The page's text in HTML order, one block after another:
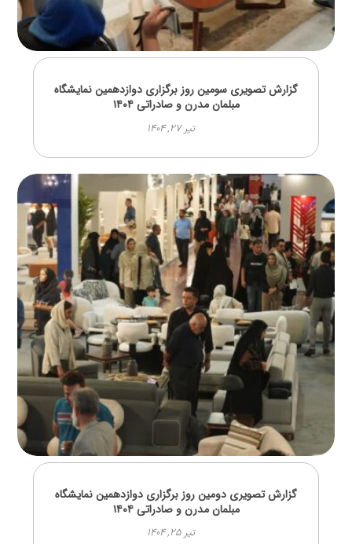
گزارش تصویری سومین روز برگزاری دوازدهمین نمایشگاه
مبلمان مدرن و صادراتی ۱۴۰۴
تیر ۲۷, ۱۴۰۴
گزارش تصویری دومین روز برگزاری دوازدهمین نمایشگاه
مبلمان مدرن و صادراتی ۱۴۰۴
تیر ۲۵, ۱۴۰۴